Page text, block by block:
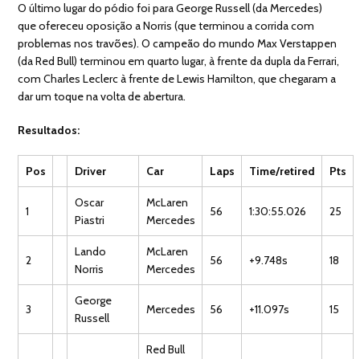
O último lugar do pódio foi para George Russell (da Mercedes)
que ofereceu oposição a Norris (que terminou a corrida com
problemas nos travões). O campeão do mundo Max Verstappen
(da Red Bull) terminou em quarto lugar, à frente da dupla da Ferrari,
com Charles Leclerc à frente de Lewis Hamilton, que chegaram a
dar um toque na volta de abertura.
Resultados:
Pos Driver Car Laps Time/retired Pts
1
Oscar
Piastri
McLaren
Mercedes
56 1:30:55.026 25
2
Lando
Norris
McLaren
Mercedes
56 +9.748s 18
3
George
Russell
Mercedes 56 +11.097s 15
Red Bull